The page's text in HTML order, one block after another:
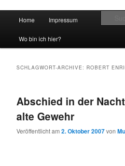
vidgames.de
Zum Inhalt wechseln
Zum sekundären Inhalt wechseln
Home Impressum
Wo bin ich hier?
SCHLAGWORT-ARCHIVE: ROBERT
Abschied in der
alte Gewehr
Veröffentlicht am2. Oktober 2007von